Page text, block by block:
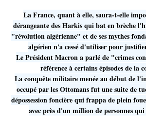
La France, quant à elle, saura-t-elle
dérangeante des Harkis qui bat en brèche
"révolution algérienne" et de ses mythes
algérien n'a cessé d'utiliser pour
Le Président Macron a parlé de "crimes
référence à certains épisodes de la
La conquête militaire menée au début de
occupé par les Ottomans fut une suite de
dépossession foncière qui frappa de plein
avec près d'un million de personnes